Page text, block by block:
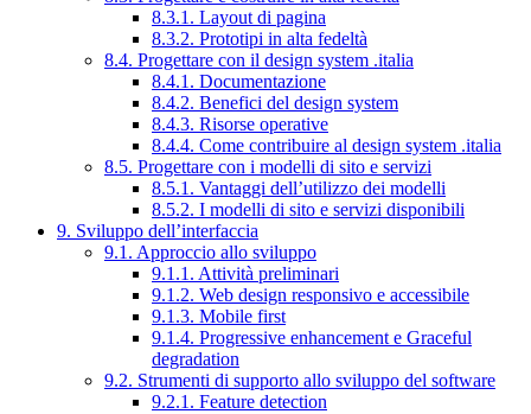
8.3.1. Layout di pagina
8.3.2. Prototipi in alta fedeltà
8.4. Progettare con il design system .italia
8.4.1. Documentazione
8.4.2. Benefici del design system
8.4.3. Risorse operative
8.4.4. Come contribuire al design system .italia
8.5. Progettare con i modelli di sito e servizi
8.5.1. Vantaggi dell’utilizzo dei modelli
8.5.2. I modelli di sito e servizi disponibili
9. Sviluppo dell’interfaccia
9.1. Approccio allo sviluppo
9.1.1. Attività preliminari
9.1.2. Web design responsivo e accessibile
9.1.3. Mobile first
9.1.4. Progressive enhancement e Graceful
degradation
9.2. Strumenti di supporto allo sviluppo del software
9.2.1. Feature detection